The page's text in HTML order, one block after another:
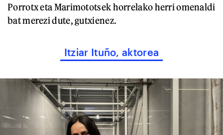
Porrotx eta Marimototsek horrelako herri omenaldi
bat merezi dute, gutxienez.
Itziar Ituño, aktorea